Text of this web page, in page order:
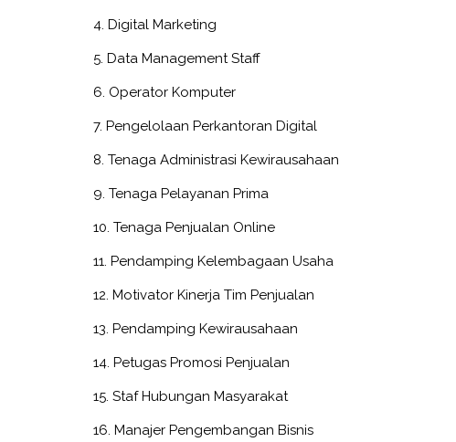
4. Digital Marketing
5. Data Management Staff
6. Operator Komputer
7. Pengelolaan Perkantoran Digital
8. Tenaga Administrasi Kewirausahaan
9. Tenaga Pelayanan Prima
10. Tenaga Penjualan Online
11. Pendamping Kelembagaan Usaha
12. Motivator Kinerja Tim Penjualan
13. Pendamping Kewirausahaan
14. Petugas Promosi Penjualan
15. Staf Hubungan Masyarakat
16. Manajer Pengembangan Bisnis